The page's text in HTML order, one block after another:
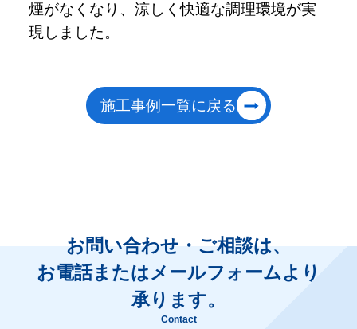
煙がなくなり、涼しく快適な調理環境が実
現しました。
施工事例一覧に戻る
お問い合わせ・ご相談は、
お電話またはメールフォームより
承ります。
Contact